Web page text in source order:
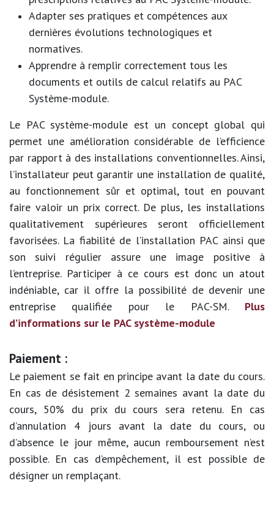
Adapter ses pratiques et compétences aux
dernières évolutions technologiques et
normatives.
Apprendre à remplir correctement tous les
documents et outils de calcul relatifs au PAC
Système-module.
Le PAC système-module est un concept global qui
permet une amélioration considérable de l’efficience
par rapport à des installations conventionnelles. Ainsi,
l’installateur peut garantir une installation de qualité,
au fonctionnement sûr et optimal, tout en pouvant
faire valoir un prix correct. De plus, les installations
qualitativement supérieures seront officiellement
favorisées. La fiabilité de l’installation PAC ainsi que
son suivi régulier assure une image positive à
l’entreprise. Participer à ce cours est donc un atout
indéniable, car il offre la possibilité de devenir une
entreprise qualifiée pour le PAC-SM. Plus
d’informations sur le PAC système-module
Paiement :
Le paiement se fait en principe avant la date du cours.
En cas de désistement 2 semaines avant la date du
cours, 50% du prix du cours sera retenu. En cas
d’annulation 4 jours avant la date du cours, ou
d’absence le jour même, aucun remboursement n’est
possible. En cas d’empêchement, il est possible de
désigner un remplaçant.